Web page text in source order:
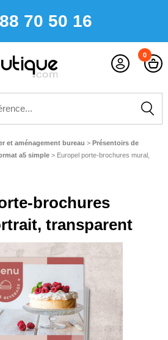
70 50 16
0
et aménagement bureau > Présentoirs de
a5 simple> Europel porte-brochures mural,
brochures
transparent